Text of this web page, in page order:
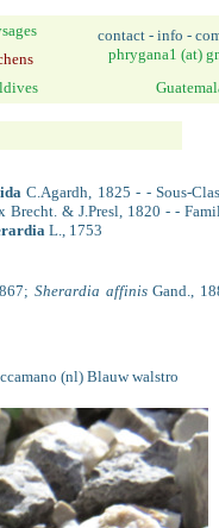
contact - info -
phrygana1 (at)
C.Agardh, 1825 - - Sous-
Brecht. & J.Presl, 1820 - -
L., 1753
Sherardia affinisGand.,
(nl) Blauw walstro